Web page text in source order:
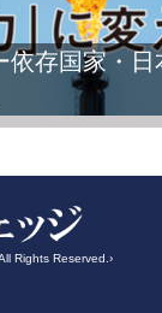
依存国家・
Rights Reserved.›